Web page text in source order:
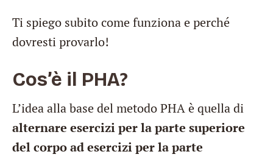
Ti spiego subito come funziona e perché
dovresti provarlo!
Cos’è il PHA?
L’idea alla base del metodo PHA è quella di
alternare esercizi per la parte superiore
del corpo ad esercizi per la parte